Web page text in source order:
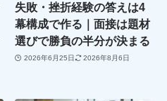
失敗・挫折経験の答えは4
幕構成で作る｜面接は題材
選びで勝負の半分が決まる
2026年6月25日 2026年8月6日